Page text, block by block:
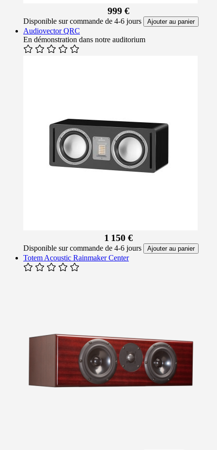
999 €
Disponible sur commande de 4-6 jours Ajouter au panier
Audiovector QRC
En démonstration dans notre auditorium
1 150 €
Disponible sur commande de 4-6 jours Ajouter au panier
Totem Acoustic Rainmaker Center